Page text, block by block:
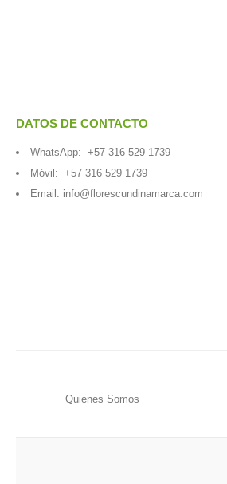
DATOS DE CONTACTO
WhatsApp: +57 316 529 1739
Móvil: +57 316 529 1739
Email: info@florescundinamarca.com
Quienes Somos